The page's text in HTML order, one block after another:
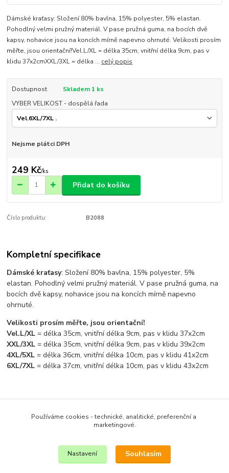
Dámské kraťasy: Složení 80% bavlna, 15% polyester, 5% elastan.
Pohodlný velmi pružný materiál. V pase pružná guma, na bocích dvě
kapsy, nohavice jsou na koncích mírně napevno ohrnuté. Velikosti prosím
měřte, jsou orientační!Vel.L/XL = délka 35cm, vnitřní délka 9cm, pas v
klidu 37x2cmXXL/3XL = délka ... celý popis
Dostupnost
Skladem 1 ks
VYBER VELIKOST - dospělá řada
Nejsme plátci DPH
249 Kč/ks
Přidat do košíku
Číslo produktu: B2088
Kompletní specifikace
Dámské kraťasy: Složení 80% bavlna, 15% polyester, 5%
elastan. Pohodlný velmi pružný materiál. V pase pružná guma, na
bocích dvě kapsy, nohavice jsou na koncích mírně napevno
ohrnuté.
Velikosti prosím měřte, jsou orientační!
Vel.L/XL= délka 35cm, vnitřní délka 9cm, pas v klidu 37x2cm
XXL/3XL= délka 35cm, vnitřní délka 9cm, pas v klidu 39x2cm
4XL/5XL= délka 36cm, vnitřní délka 10cm, pas v klidu 41x2cm
6XL/7XL= délka 37cm, vnitřní délka 10cm, pas v klidu 43x2cm
DÁMSKÉ OBLEČENÍ
Používáme cookies - technické, analitické, preferenční a
marketingové.
Nastavení Souhlasím